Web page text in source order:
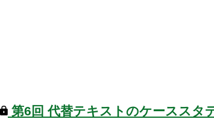
第6回 代替テキストのケーススタ